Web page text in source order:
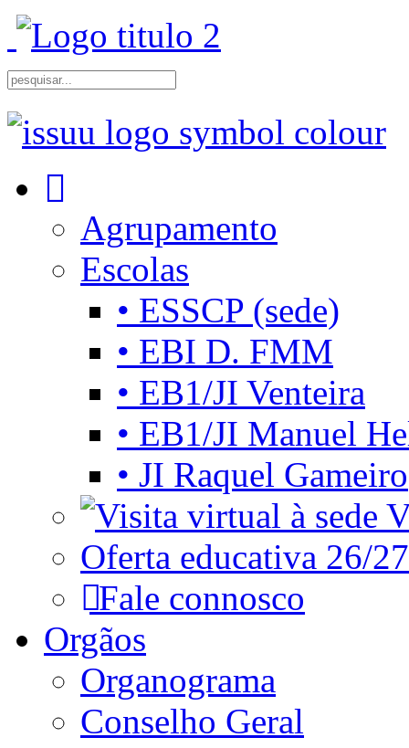
Agrupamento
Escolas
• ESSCP (sede)
• EBI D. FMM
• EB1/JI Venteira
• EB1/JI Manuel
• JI Raquel Gameiro
Oferta educativa 26/27
Fale connosco
Orgãos
Organograma
Conselho Geral